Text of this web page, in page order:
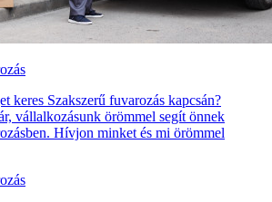
keres Szakszerű fuvarozás kapcsán?
vállalkozásunk örömmel segít önnek
Hívjon minket és mi örömmel